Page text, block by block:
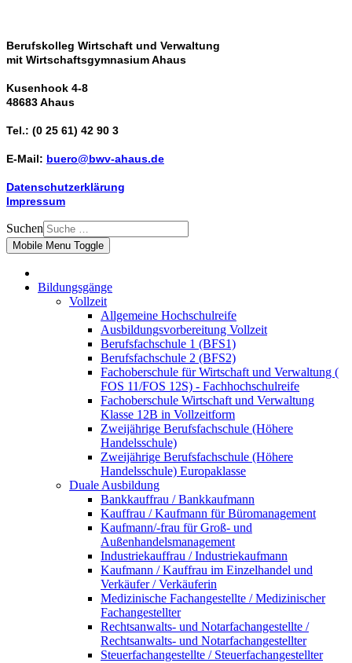
Berufskolleg Wirtschaft und Verwaltung
mit Wirtschaftsgymnasium Ahaus
Kusenhook 4-8
48683 Ahaus
Tel.: (0 25 61) 42 90 3
E-Mail: buero@bwv-ahaus.de
Datenschutzerklärung
Impressum
Suchen
Mobile Menu Toggle
Bildungsgänge
Vollzeit
Allgemeine Hochschulreife
Ausbildungsvorbereitung Vollzeit
Berufsfachschule 1 (BFS1)
Berufsfachschule 2 (BFS2)
Fachoberschule für Wirtschaft und Verwaltung (
FOS 11/FOS 12S) - Fachhochschulreife
Fachoberschule Wirtschaft und Verwaltung
Klasse 12B in Vollzeitform
Zweijährige Berufsfachschule (Höhere
Handelsschule)
Zweijährige Berufsfachschule (Höhere
Handelsschule) Europaklasse
Duale Ausbildung
Bankkauffrau / Bankkaufmann
Kauffrau / Kaufmann für Büromanagement
Kaufmann/-frau für Groß- und
Außenhandelsmanagement
Industriekauffrau / Industriekaufmann
Kaufmann / Kauffrau im Einzelhandel und
Verkäufer / Verkäuferin
Medizinische Fachangestellte / Medizinischer
Fachangestellter
Rechtsanwalts- und Notarfachangestellte /
Rechtsanwalts- und Notarfachangestellter
Steuerfachangestellte / Steuerfachangestellter